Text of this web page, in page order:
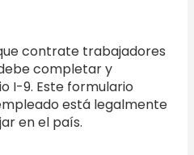
contrate trabajadores
completar y
I-9. Este formulario
está legalmente
en el país.